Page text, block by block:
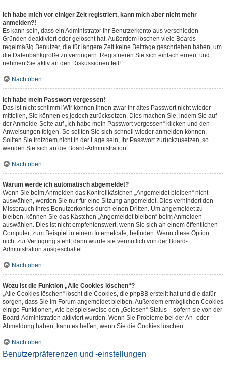
Ich habe mich vor einiger Zeit registriert, kann mich aber nicht mehr
anmelden?!
Es kann sein, dass ein Administrator Ihr Benutzerkonto aus verschieden
Gründen deaktiviert oder gelöscht hat. Außerdem löschen viele Boards
regelmäßig Benutzer, die für längere Zeit keine Beiträge geschrieben haben, um
die Datenbankgröße zu verringern. Registrieren Sie sich einfach erneut und
nehmen Sie aktiv an den Diskussionen teil!
Nach oben
Ich habe mein Passwort vergessen!
Das ist nicht schlimm! Wir können Ihnen zwar Ihr altes Passwort nicht wieder
mitteilen, Sie können es jedoch zurücksetzen. Dies machen Sie, indem Sie auf
der Anmelde-Seite auf „Ich habe mein Passwort vergessen“ klicken und den
Anweisungen folgen. So sollten Sie sich schnell wieder anmelden können.
Sollten Sie trotzdem nicht in der Lage sein, Ihr Passwort zurückzusetzen, so
wenden Sie sich an die Board-Administration.
Nach oben
Warum werde ich automatisch abgemeldet?
Wenn Sie beim Anmelden das Kontrollkästchen „Angemeldet bleiben“ nicht
auswählen, werden Sie nur für eine Sitzung angemeldet. Dies verhindert den
Missbrauch Ihres Benutzerkontos durch einen Dritten. Um angemeldet zu
bleiben, können Sie das Kästchen „Angemeldet bleiben“ beim Anmelden
auswählen. Dies ist nicht empfehlenswert, wenn Sie sich an einem öffentlichen
Computer, zum Beispiel in einem Internetcafé, befinden. Wenn diese Option
nicht zur Verfügung steht, dann wurde sie vermutlich von der Board-
Administration ausgeschaltet.
Nach oben
Wozu ist die Funktion „Alle Cookies löschen“?
„Alle Cookies löschen“ löscht die Cookies, die phpBB erstellt hat und die dafür
sorgen, dass Sie im Forum angemeldet bleiben. Außerdem ermöglichen Cookies
einige Funktionen, wie beispielsweise den „Gelesen“-Status – sofern sie von der
Board-Administration aktiviert wurden. Wenn Sie Probleme bei der An- oder
Abmeldung haben, kann es helfen, wenn Sie die Cookies löschen.
Nach oben
Benutzerpräferenzen und -einstellungen